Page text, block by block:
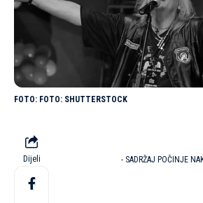
FOTO: SHUTTERSTOCK
Dijeli - SADRŽAJ POČINJE